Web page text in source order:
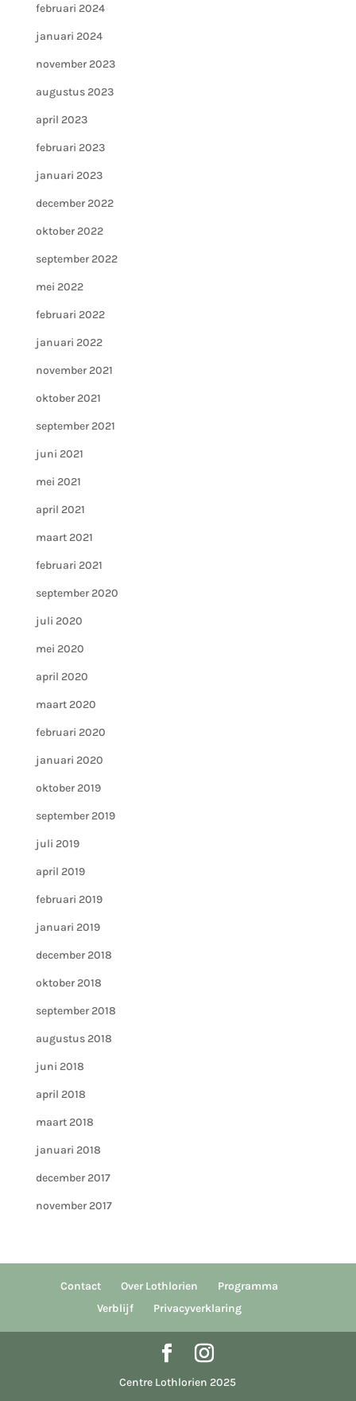
februari 2024
januari 2024
november 2023
augustus 2023
april 2023
februari 2023
januari 2023
december 2022
oktober 2022
september 2022
mei 2022
februari 2022
januari 2022
november 2021
oktober 2021
september 2021
juni 2021
mei 2021
april 2021
maart 2021
februari 2021
september 2020
juli 2020
mei 2020
april 2020
maart 2020
februari 2020
januari 2020
oktober 2019
september 2019
juli 2019
april 2019
februari 2019
januari 2019
december 2018
oktober 2018
september 2018
augustus 2018
juni 2018
april 2018
maart 2018
januari 2018
december 2017
november 2017
Contact Over Lothlorien
Programma
Verblijf
Privacyverklaring
Centre Lothlorien 2025